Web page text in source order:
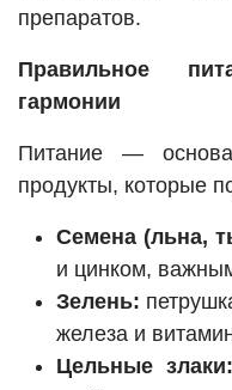
препаратов.
Правильное
гармонии
Питание —
продукты, которые
Семена (льна,
и цинком,
Зелень:
железа и
Цельные злаки: